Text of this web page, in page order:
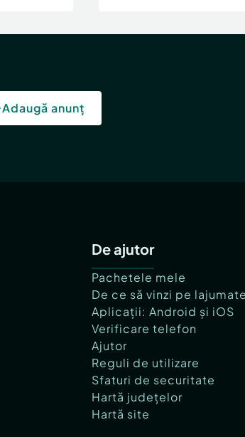
Adaugă anunț
De ajutor
Pachetele mele
De ce să vinzi pe
Aplicații: Android și iOS
Verificare telefon
Ajutor
Reguli de utilizare
Sfaturi de securitate
Hartă județelor
Hartă site